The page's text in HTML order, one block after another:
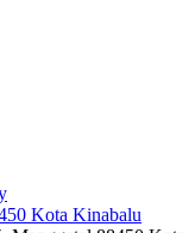
Kota Kinabalu